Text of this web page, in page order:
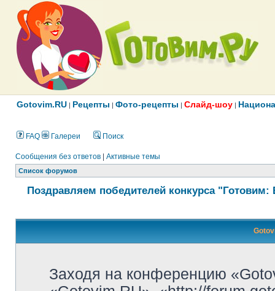
Gotovim.RU | Рецепты | Фото-рецепты | Слайд-шоу |
FAQ Галереи Поиск
Сообщения без ответов Активные темы
Список форумов
Поздравляем победителей конкурса
Заходя на конференцию